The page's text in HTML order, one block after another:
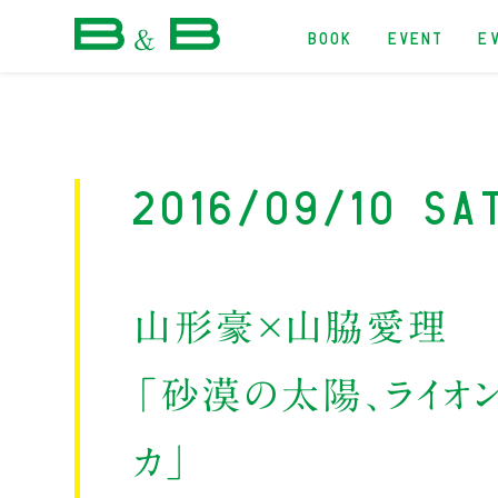
BOOK EVENT
2016/09/10
山形豪×山脇愛理
「砂漠の太陽、ライ
カ」